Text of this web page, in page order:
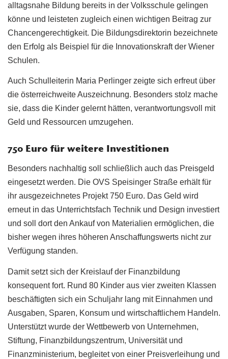
alltagsnahe Bildung bereits in der Volksschule gelingen
könne und leisteten zugleich einen wichtigen Beitrag zur
Chancengerechtigkeit. Die Bildungsdirektorin bezeichnete
den Erfolg als Beispiel für die Innovationskraft der Wiener
Schulen.
Auch Schulleiterin Maria Perlinger zeigte sich erfreut über
die österreichweite Auszeichnung. Besonders stolz mache
sie, dass die Kinder gelernt hätten, verantwortungsvoll mit
Geld und Ressourcen umzugehen.
750 Euro für weitere Investitionen
Besonders nachhaltig soll schließlich auch das Preisgeld
eingesetzt werden. Die OVS Speisinger Straße erhält für
ihr ausgezeichnetes Projekt 750 Euro. Das Geld wird
erneut in das Unterrichtsfach Technik und Design investiert
und soll dort den Ankauf von Materialien ermöglichen, die
bisher wegen ihres höheren Anschaffungswerts nicht zur
Verfügung standen.
Damit setzt sich der Kreislauf der Finanzbildung
konsequent fort. Rund 80 Kinder aus vier zweiten Klassen
beschäftigten sich ein Schuljahr lang mit Einnahmen und
Ausgaben, Sparen, Konsum und wirtschaftlichem Handeln.
Unterstützt wurde der Wettbewerb von Unternehmen,
Stiftung, Finanzbildungszentrum, Universität und
Finanzministerium, begleitet von einer Preisverleihung und